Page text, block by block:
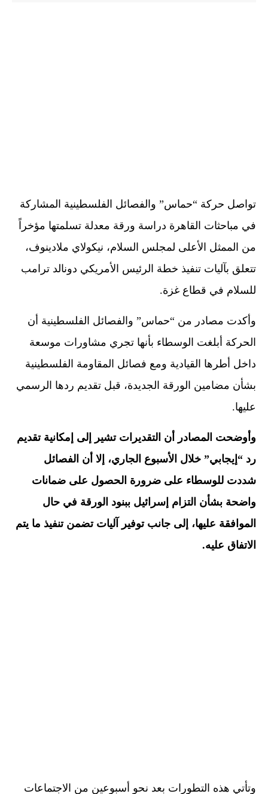
تواصل حركة “حماس” والفصائل الفلسطينية المشاركة
في مباحثات القاهرة دراسة ورقة معدلة تسلمتها مؤخراً
من الممثل الأعلى لمجلس السلام، نيكولاي ملادينوف،
تتعلق بآليات تنفيذ خطة الرئيس الأمريكي دونالد ترامب
للسلام في قطاع غزة.
وأكدت مصادر من “حماس” والفصائل الفلسطينية أن
الحركة أبلغت الوسطاء بأنها تجري مشاورات موسعة
داخل أطرها القيادية ومع فصائل المقاومة الفلسطينية
بشأن مضامين الورقة الجديدة، قبل تقديم ردها الرسمي
عليها.
وأوضحت المصادر أن التقديرات تشير إلى إمكانية تقديم
رد “إيجابي” خلال الأسبوع الجاري، إلا أن الفصائل
شددت للوسطاء على ضرورة الحصول على ضمانات
واضحة بشأن التزام إسرائيل ببنود الورقة في حال
الموافقة عليها، إلى جانب توفير آليات تضمن تنفيذ ما يتم
الاتفاق عليه.
وتأتي هذه التطورات بعد نحو أسبوعين من الاجتماعات